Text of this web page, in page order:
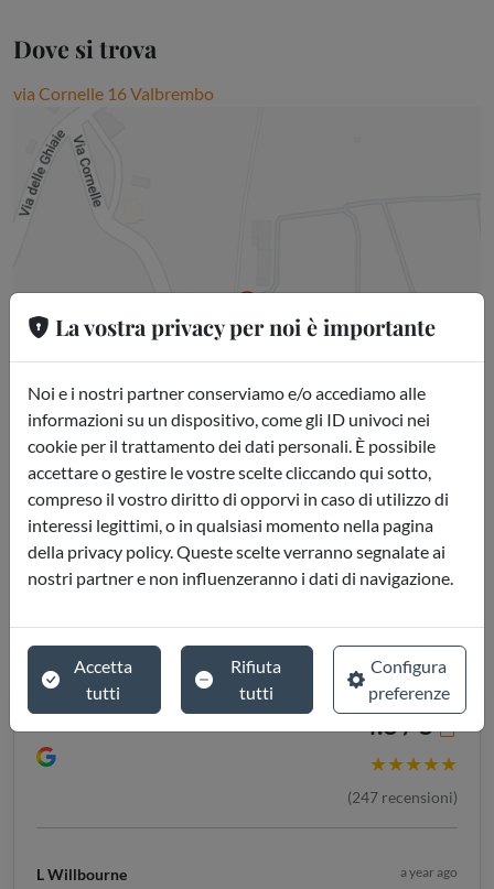
Dove si trova
via Cornelle 16 Valbrembo
4.8 / 5
★★★★★
(247 recensioni)
L Willbourne a year ago
La vostra privacy per noi è importante
Noi e i nostri partner conserviamo e/o accediamo alle
informazioni su un dispositivo, come gli ID univoci nei
cookie per il trattamento dei dati personali. È possibile
accettare o gestire le vostre scelte cliccando qui sotto,
compreso il vostro diritto di opporvi in caso di utilizzo di
interessi legittimi, o in qualsiasi momento nella pagina
della privacy policy. Queste scelte verranno segnalate ai
nostri partner e non influenzeranno i dati di navigazione.
Accetta
tutti
Rifiuta
tutti
Configura
preferenze